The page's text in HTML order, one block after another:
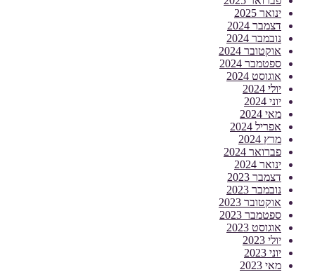
ינואר 2025
דצמבר 2024
נובמבר 2024
אוקטובר 2024
ספטמבר 2024
אוגוסט 2024
יולי 2024
יוני 2024
מאי 2024
אפריל 2024
מרץ 2024
פברואר 2024
ינואר 2024
דצמבר 2023
נובמבר 2023
אוקטובר 2023
ספטמבר 2023
אוגוסט 2023
יולי 2023
יוני 2023
מאי 2023